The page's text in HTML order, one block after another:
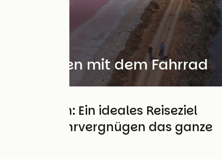
Okzitanien mit dem Fahrrad
Okzitanien: Ein ideales Reiseziel
für Radfahrvergnügen das ganze